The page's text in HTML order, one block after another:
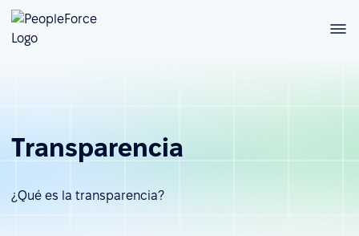
Transparencia
¿Qué es la transparencia?